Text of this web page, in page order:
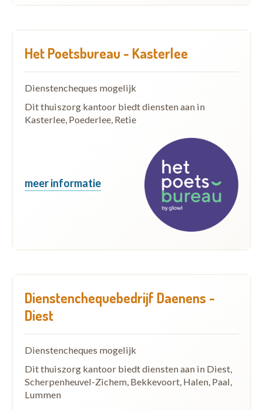
Het Poetsbureau - Kasterlee
Dienstencheques mogelijk
Dit thuiszorg kantoor biedt diensten aan in
Kasterlee, Poederlee, Retie
meer informatie
Dienstenchequebedrijf Daenens -
Diest
Dienstencheques mogelijk
Dit thuiszorg kantoor biedt diensten aan in Diest,
Scherpenheuvel-Zichem, Bekkevoort, Halen, Paal,
Lummen